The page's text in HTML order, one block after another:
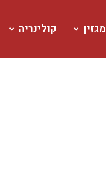
מגזין קולינריה